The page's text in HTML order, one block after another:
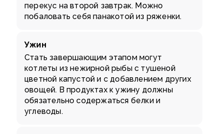
перекус на второй завтрак. Можно
побаловать себя панакотой из ряженки.
Ужин
Стать завершающим этапом могут
котлеты из нежирной рыбы с тушеной
цветной капустой и с добавлением других
овощей. В продуктах к ужину должны
обязательно содержаться белки и
углеводы.